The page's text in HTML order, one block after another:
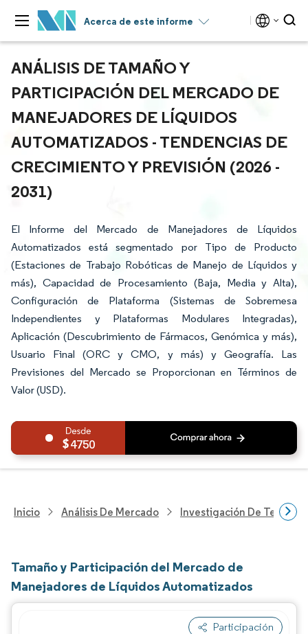
Acerca de este informe
ANÁLISIS DE TAMAÑO Y
PARTICIPACIÓN DEL MERCADO DE
MANEJADORES DE LÍQUIDOS
AUTOMATIZADOS - TENDENCIAS DE
CRECIMIENTO Y PREVISIÓN (2026 -
2031)
El Informe del Mercado de Manejadores de Líquidos
Automatizados está segmentado por Tipo de Producto
(Estaciones de Trabajo Robóticas de Manejo de Líquidos y
más), Capacidad de Procesamiento (Baja, Media y Alta),
Configuración de Plataforma (Sistemas de Sobremesa
Independientes y Plataformas Modulares Integradas),
Aplicación (Descubrimiento de Fármacos, Genómica y más),
Usuario Final (ORC y CMO, y más) y Geografía. Las
Previsiones del Mercado se Proporcionan en Términos de
Valor (USD).
4750
Inicio Análisis De Mercado Investigación De
Tamaño y Participación del Mercado de
Manejadores de Líquidos Automatizados
Participación